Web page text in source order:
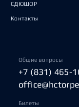
СДЮШОР
Контакты
Общие вопросы
+7 (831) 465-
Билеты